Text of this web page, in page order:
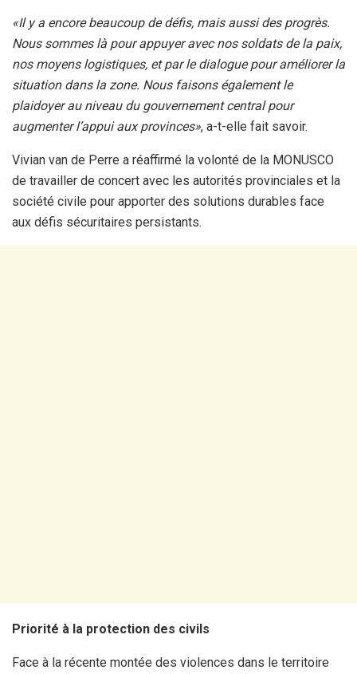
«Il y a encore beaucoup de défis, mais aussi des progrès.
Nous sommes là pour appuyer avec nos soldats de la paix,
nos moyens logistiques, et par le dialogue pour améliorer la
situation dans la zone. Nous faisons également le
plaidoyer au niveau du gouvernement central pour
augmenter l’appui aux provinces», a-t-elle fait savoir.
Vivian van de Perre a réaffirmé la volonté de la MONUSCO
de travailler de concert avec les autorités provinciales et la
société civile pour apporter des solutions durables face
aux défis sécuritaires persistants.
Priorité à la protection des civils
Face à la récente montée des violences dans le territoire